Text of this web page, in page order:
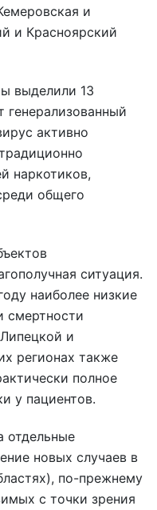
и
и Красноярский
выделили 13
генерализованный
активно
наркотиков,
общего
ситуация.
наиболее низкие
смертности
и
регионах также
полное
у пациентов.
отдельные
новых случаев в
по-прежнему
с точки зрения